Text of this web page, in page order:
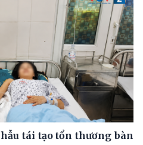
tái tạo tổn thương bàn